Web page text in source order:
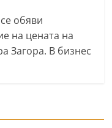
обяви
на цената на
Загора. В бизнес